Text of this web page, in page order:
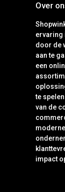
Over
ervaring
door de
aan te
een
te
van de
impact